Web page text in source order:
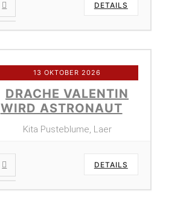
DETAILS
13 OKTOBER 2026
DRACHE VALENTIN
WIRD ASTRONAUT
Kita Pusteblume, Laer
DETAILS